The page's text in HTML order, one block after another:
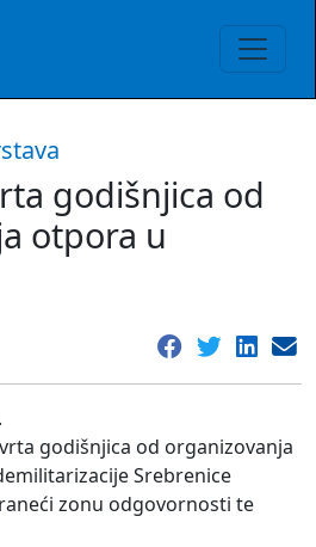
godišnjica od
otpora u
godišnjica od organizovanja
Srebrenice
zonu odgovornosti te